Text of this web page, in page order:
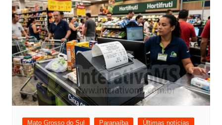
Mato Grosso do Sul Paranaíba Últimas notícias